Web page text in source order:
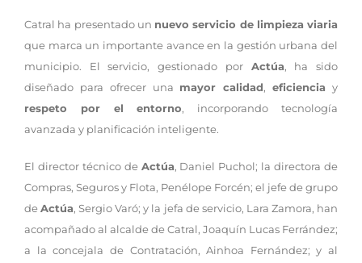
Catral ha presentado un nuevo servicio de limpieza viaria
que marca un importante avance en la gestión urbana del
municipio. El servicio, gestionado por Actúa, ha sido
diseñado para ofrecer una mayor calidad,eficiencia y
respeto por el entorno, incorporando tecnología
avanzada y planificación inteligente.
El director técnico de Actúa, Daniel Puchol; la directora de
Compras, Seguros y Flota, Penélope Forcén; el jefe de grupo
deActúa, Sergio Varó; y la jefa de servicio, Lara Zamora, han
acompañado al alcalde de Catral, Joaquín Lucas Ferrández;
a la concejala de Contratación, Ainhoa Fernández; y al